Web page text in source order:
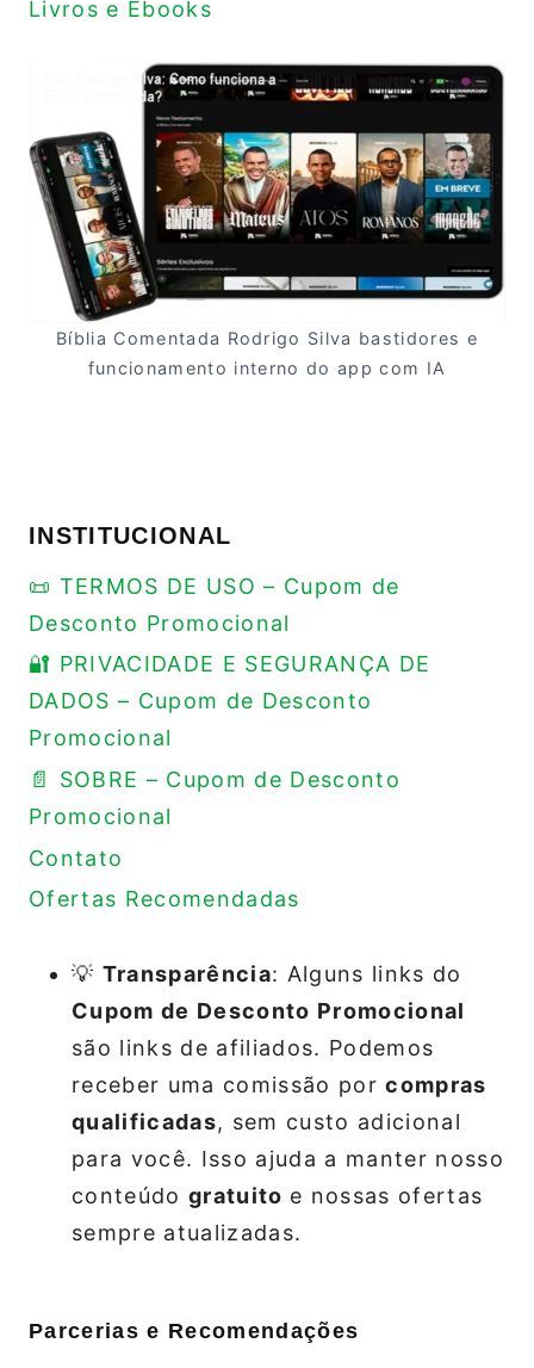
Livros e Ebooks
Bíblia Comentada Rodrigo Silva bastidores e
funcionamento interno do app com IA
INSTITUCIONAL
📜 TERMOS DE USO – Cupom de
Desconto Promocional
🔐 PRIVACIDADE E SEGURANÇA DE
DADOS – Cupom de Desconto
Promocional
📄 SOBRE – Cupom de Desconto
Promocional
Contato
Ofertas Recomendadas
💡 Transparência: Alguns links do
Cupom de Desconto Promocional
são links de afiliados. Podemos
receber uma comissão porcompras
qualificadas, sem custo adicional
para você. Isso ajuda a manter nosso
conteúdo gratuito e nossas ofertas
sempre atualizadas.
Parcerias e Recomendações